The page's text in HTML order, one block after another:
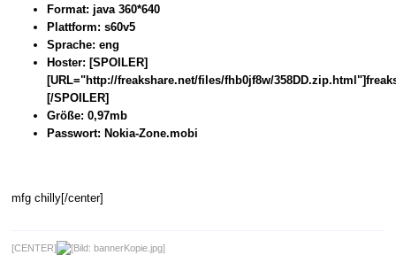
Format: java 360*640
Plattform: s60v5
Sprache: eng
Hoster: [SPOILER]
[URL="http://freakshare.net/files/fhb0jf8w/
[/SPOILER]
Größe: 0,97mb
Passwort: Nokia-Zone.mobi
mfg chilly[/center]
[CENTER]